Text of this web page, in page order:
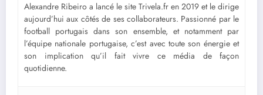
Alexandre Ribeiro a lancé le site Trivela.fr en 2019 et le dirige
aujourd’hui aux côtés de ses collaborateurs. Passionné par le
football portugais dans son ensemble, et notamment par
l’équipe nationale portugaise, c’est avec toute son énergie et
son implication qu’il fait vivre ce média de façon
quotidienne.